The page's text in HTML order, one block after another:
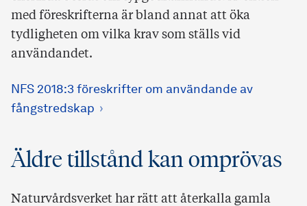
med föreskrifterna är bland annat att öka
tydligheten om vilka krav som ställs vid
användandet.
NFS 2018:3 föreskrifter om användande av
fångstredskap
Äldre tillstånd kan omprövas
Naturvårdsverket har rätt att återkalla gamla